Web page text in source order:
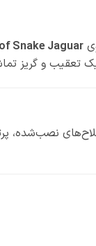
Snake Jaguar
تعقیب و گریز